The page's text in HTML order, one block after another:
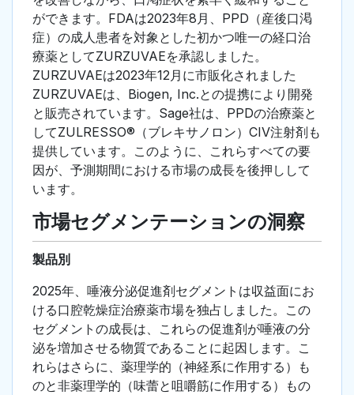
ができます。FDAは2023年8月、PPD（産後口渇
症）の成人患者を対象とした初かつ唯一の経口治
療薬としてZURZUVAEを承認しました。
ZURZUVAEは2023年12月に市販化されました
ZURZUVAEは、Biogen, Inc.との提携により開発
と販売されています。Sage社は、PPDの治療薬と
してZULRESSO®（ブレキサノロン）CIV注射剤も
提供しています。このように、これらすべての要
因が、予測期間における市場の成長を後押しして
います。
市場セグメンテーションの洞察
製品別
2025年、唾液分泌促進剤セグメントは収益面にお
ける口腔乾燥症治療薬市場を独占しました。この
セグメントの成長は、これらの促進剤が唾液の分
泌を増加させる物質であることに起因します。こ
れらはさらに、薬理学的（神経系に作用する）も
のと非薬理学的（味蕾と咀嚼筋に作用する）もの